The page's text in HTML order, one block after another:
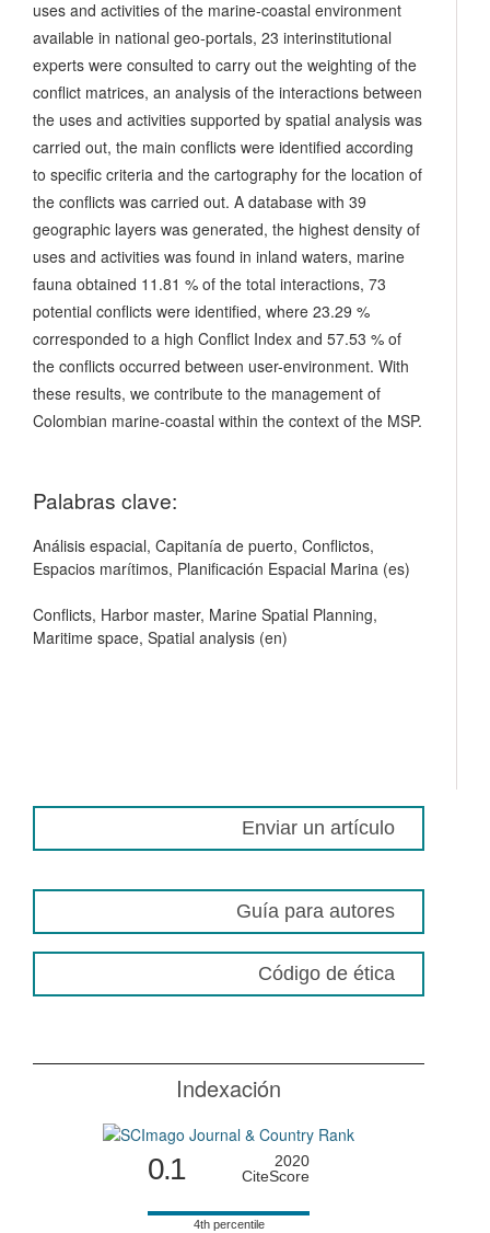
uses and activities of the marine-coastal environment
available in national geo-portals, 23 interinstitutional
experts were consulted to carry out the weighting of the
conflict matrices, an analysis of the interactions between
the uses and activities supported by spatial analysis was
carried out, the main conflicts were identified according
to specific criteria and the cartography for the location of
the conflicts was carried out. A database with 39
geographic layers was generated, the highest density of
uses and activities was found in inland waters, marine
fauna obtained 11.81 % of the total interactions, 73
potential conflicts were identified, where 23.29 %
corresponded to a high Conflict Index and 57.53 % of
the conflicts occurred between user-environment. With
these results, we contribute to the management of
Colombian marine-coastal within the context of the MSP.
Palabras clave:
Análisis espacial, Capitanía de puerto, Conflictos,
Espacios marítimos, Planificación Espacial Marina (es)
Conflicts, Harbor master, Marine Spatial Planning,
Maritime space, Spatial analysis (en)
Enviar un artículo
Guía para autores
Código de ética
Indexación
0.1
2020
CiteScore
4th percentile